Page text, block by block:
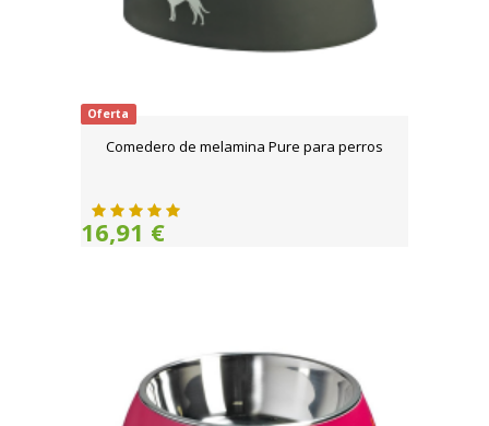
Oferta
Comedero de melamina Pure para perros
16,91 €